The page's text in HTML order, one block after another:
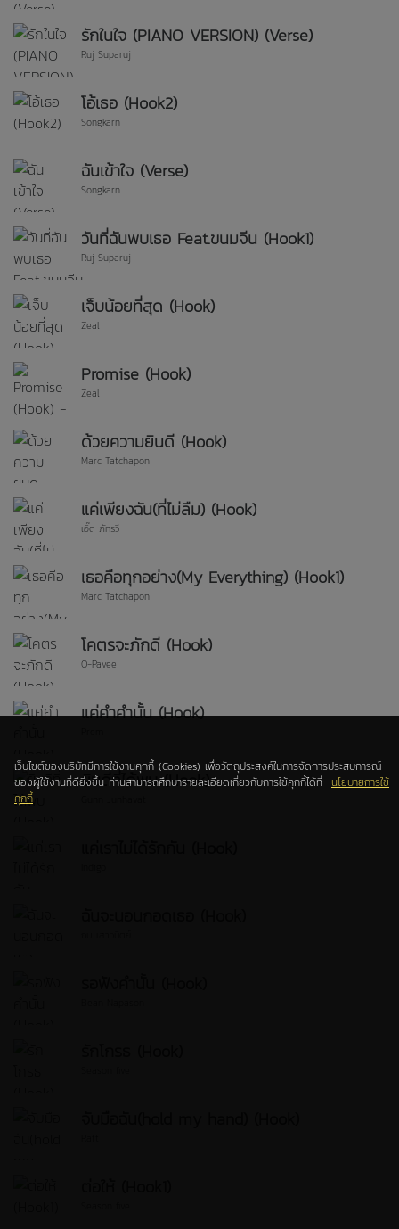
รักในใจ (PIANO VERSION) (Verse)
Ruj Suparuj
โอ้เธอ (Hook2)
Songkarn
ฉันเข้าใจ (Verse)
Songkarn
วันที่ฉันพบเธอ Feat.ขนมจีน (Hook1)
Ruj Suparuj
เจ็บน้อยที่สุด (Hook)
Zeal
Promise (Hook)
Zeal
ด้วยความยินดี (Hook)
Marc Tatchapon
แค่เพียงฉัน(ที่ไม่ลืม) (Hook)
เอิ๊ต ภัทรวี
เธอคือทุกอย่าง(My Everything) (Hook1)
Marc Tatchapon
โคตรจะภักดี (Hook)
O-Pavee
แค่คำคำนั้น (Hook)
ยินดีที่ได้พบ (Hook)
เว็บไซต์ของบริษัทมีการใช้งานคุกกี้ (Cookies) เพื่อวัตถุประสงค์ในการจัดการประสบการณ์
ของผู้ใช้งานที่ดียิ่งขึ้น ท่านสามารถศึกษารายละเอียดเกี่ยวกับการใช้คุกกี้ได้ที่ นโยบายการใช้
คุกกี้